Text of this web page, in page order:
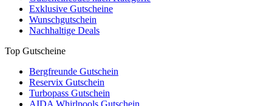
Bergfreunde Gutschein
Reservix Gutschein
Turbopass Gutschein
AIDA Whirlpools Gutschein
Otto Gutschein
Trend Gutscheine
TENWAYS Gutschein